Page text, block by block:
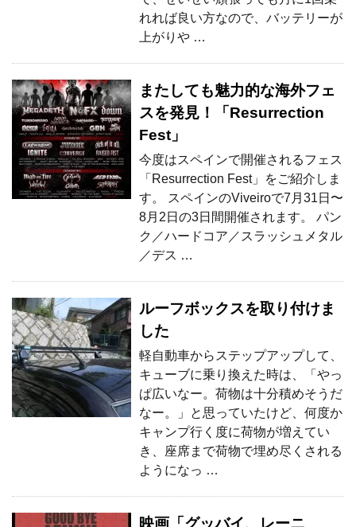
れれば良い方なので、バッテリーが
上がりや …
またしても魅力的な海外フェ
スを発見！「Resurrection
Fest」
今度はスペインで開催されるフェス
「Resurrection Fest」をご紹介しま
す。 スペインのViveiroで7月31日〜
8月2日の3日間開催されます。 パン
ク／ハードコア／スラッシュメタル
／デス …
ルーフボックスを取り付けま
した
軽自動車からステップアップして、
キューブに乗り換えた時は、「やっ
ぱ広いなー。荷物は十分積めそうだ
なー。」と思っていたけど、何度か
キャンプ行く度に荷物が増えてい
き、座席まで荷物で埋め尽くされる
ようになっ …
映画「グッバイ、レーニ